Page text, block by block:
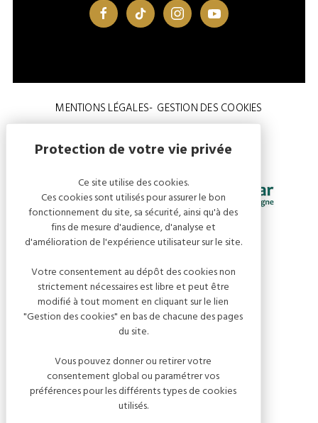
facebooktiktok instagramyoutube
MENTIONS LÉGALES GESTION DES COOKIES
RÉALISATION KOREDGE
Ce site utilise des cookies.
Ces cookies sont utilisés pour assurer le bon
fonctionnement du site, sa sécurité, ainsi qu'à des
fins de mesure d'audience, d'analyse et
d'amélioration de l'expérience utilisateur sur le site.
Votre consentement au dépôt des cookies non
strictement nécessaires est libre et peut être
modifié à tout moment en cliquant sur le lien
"Gestion des cookies" en bas de chacune des pages
du site.
Vous pouvez donner ou retirer votre
consentement global ou paramétrer vos
préférences pour les différents types de cookies
utilisés.